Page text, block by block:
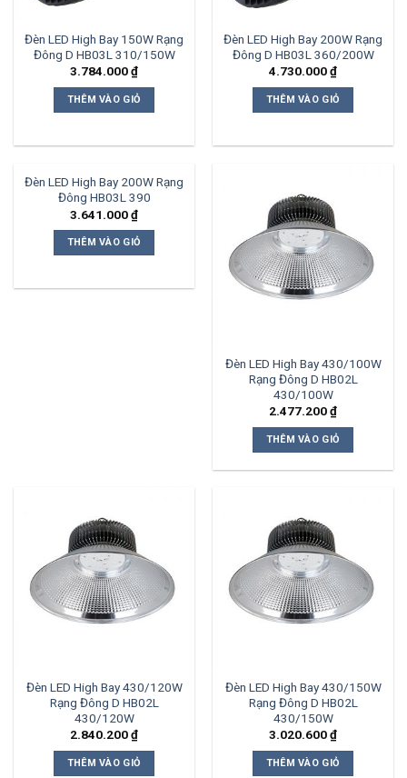
Đèn LED High Bay 150W Rạng
Đông D HB03L 310/150W
3.784.000₫
THÊM VÀO GIỎ
Đèn LED High Bay 200W Rạng
Đông D HB03L 360/200W
4.730.000₫
THÊM VÀO GIỎ
Đèn LED High Bay 200W Rạng
Đông HB03L 390
3.641.000₫
THÊM VÀO GIỎ
Đèn LED High Bay 430/100W
Rạng Đông D HB02L
430/100W
2.477.200₫
THÊM VÀO GIỎ
Đèn LED High Bay 430/120W
Rạng Đông D HB02L
430/120W
2.840.200₫
THÊM VÀO GIỎ
Đèn LED High Bay 430/150W
Rạng Đông D HB02L
430/150W
3.020.600₫
THÊM VÀO GIỎ